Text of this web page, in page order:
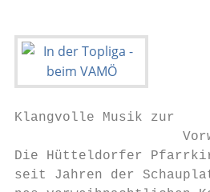
Klangvolle Musik zur
Die Hütteldorfer
seit Jahren der